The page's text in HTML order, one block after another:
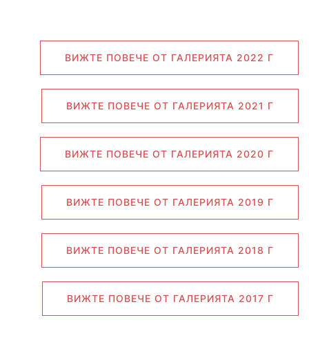
ВИЖТЕ ПОВЕЧЕ ОТ ГАЛЕРИЯТА 2022 Г
ВИЖТЕ ПОВЕЧЕ ОТ ГАЛЕРИЯТА 2021 Г
ВИЖТЕ ПОВЕЧЕ ОТ ГАЛЕРИЯТА 2020 Г
ВИЖТЕ ПОВЕЧЕ ОТ ГАЛЕРИЯТА 2019 Г
ВИЖТЕ ПОВЕЧЕ ОТ ГАЛЕРИЯТА 2018 Г
ВИЖТЕ ПОВЕЧЕ ОТ ГАЛЕРИЯТА 2017 Г